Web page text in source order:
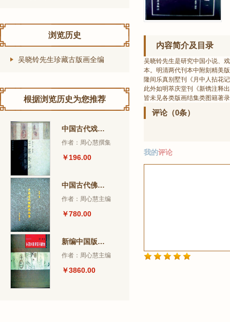
浏览历史
吴晓铃先生珍藏古版画全编
根据浏览历史为您推荐
中国古代戏曲版画集
作者：周心慧撰集
￥196.00
中国古代佛教版画集
作者：周心慧主编
￥780.00
新编中国版画史图录
作者：周心慧主编
￥3860.00
内容简介及目录
吴晓铃先生是研究中国小说、
本。明清两代刊本中附刻精美
隆间乐真别墅刊《月中人拈花
此外如明萃庆堂刊《新镌注释
皆未见各类版画结集类图籍著
评论（0条）
我的评论